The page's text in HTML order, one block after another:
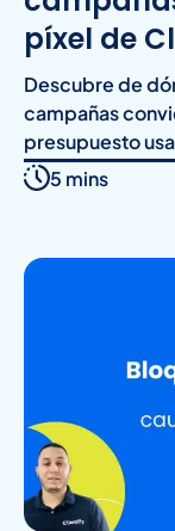
píxel de
Descubre de
campañas
presupuesto
5 mins